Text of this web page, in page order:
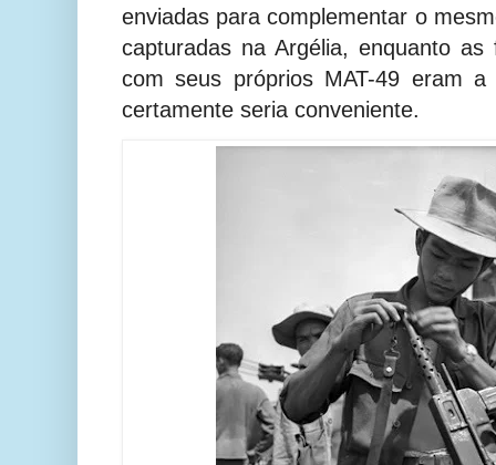
enviadas para complementar o
capturadas na Argélia, enquanto as
com seus próprios MAT-49 eram
certamente seria conveniente.